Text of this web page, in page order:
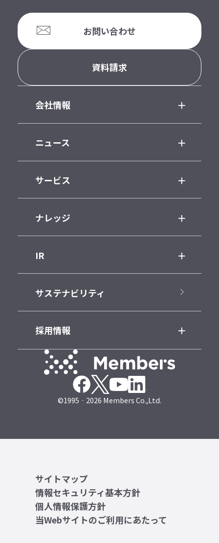
お問い合わせ
資料請求
会社情報
ニュース
サービス
ナレッジ
IR
サステナビリティ
採用情報
©1995‐2026 Members Co.,Ltd.
サイトマップ
情報セキュリティ基本方針
個人情報保護方針
当Webサイトのご利用にあたって